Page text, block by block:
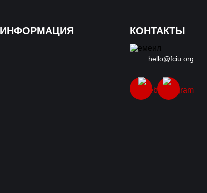
ИНФОРМАЦИЯ КОНТАКТЫ
hello@fciu.org